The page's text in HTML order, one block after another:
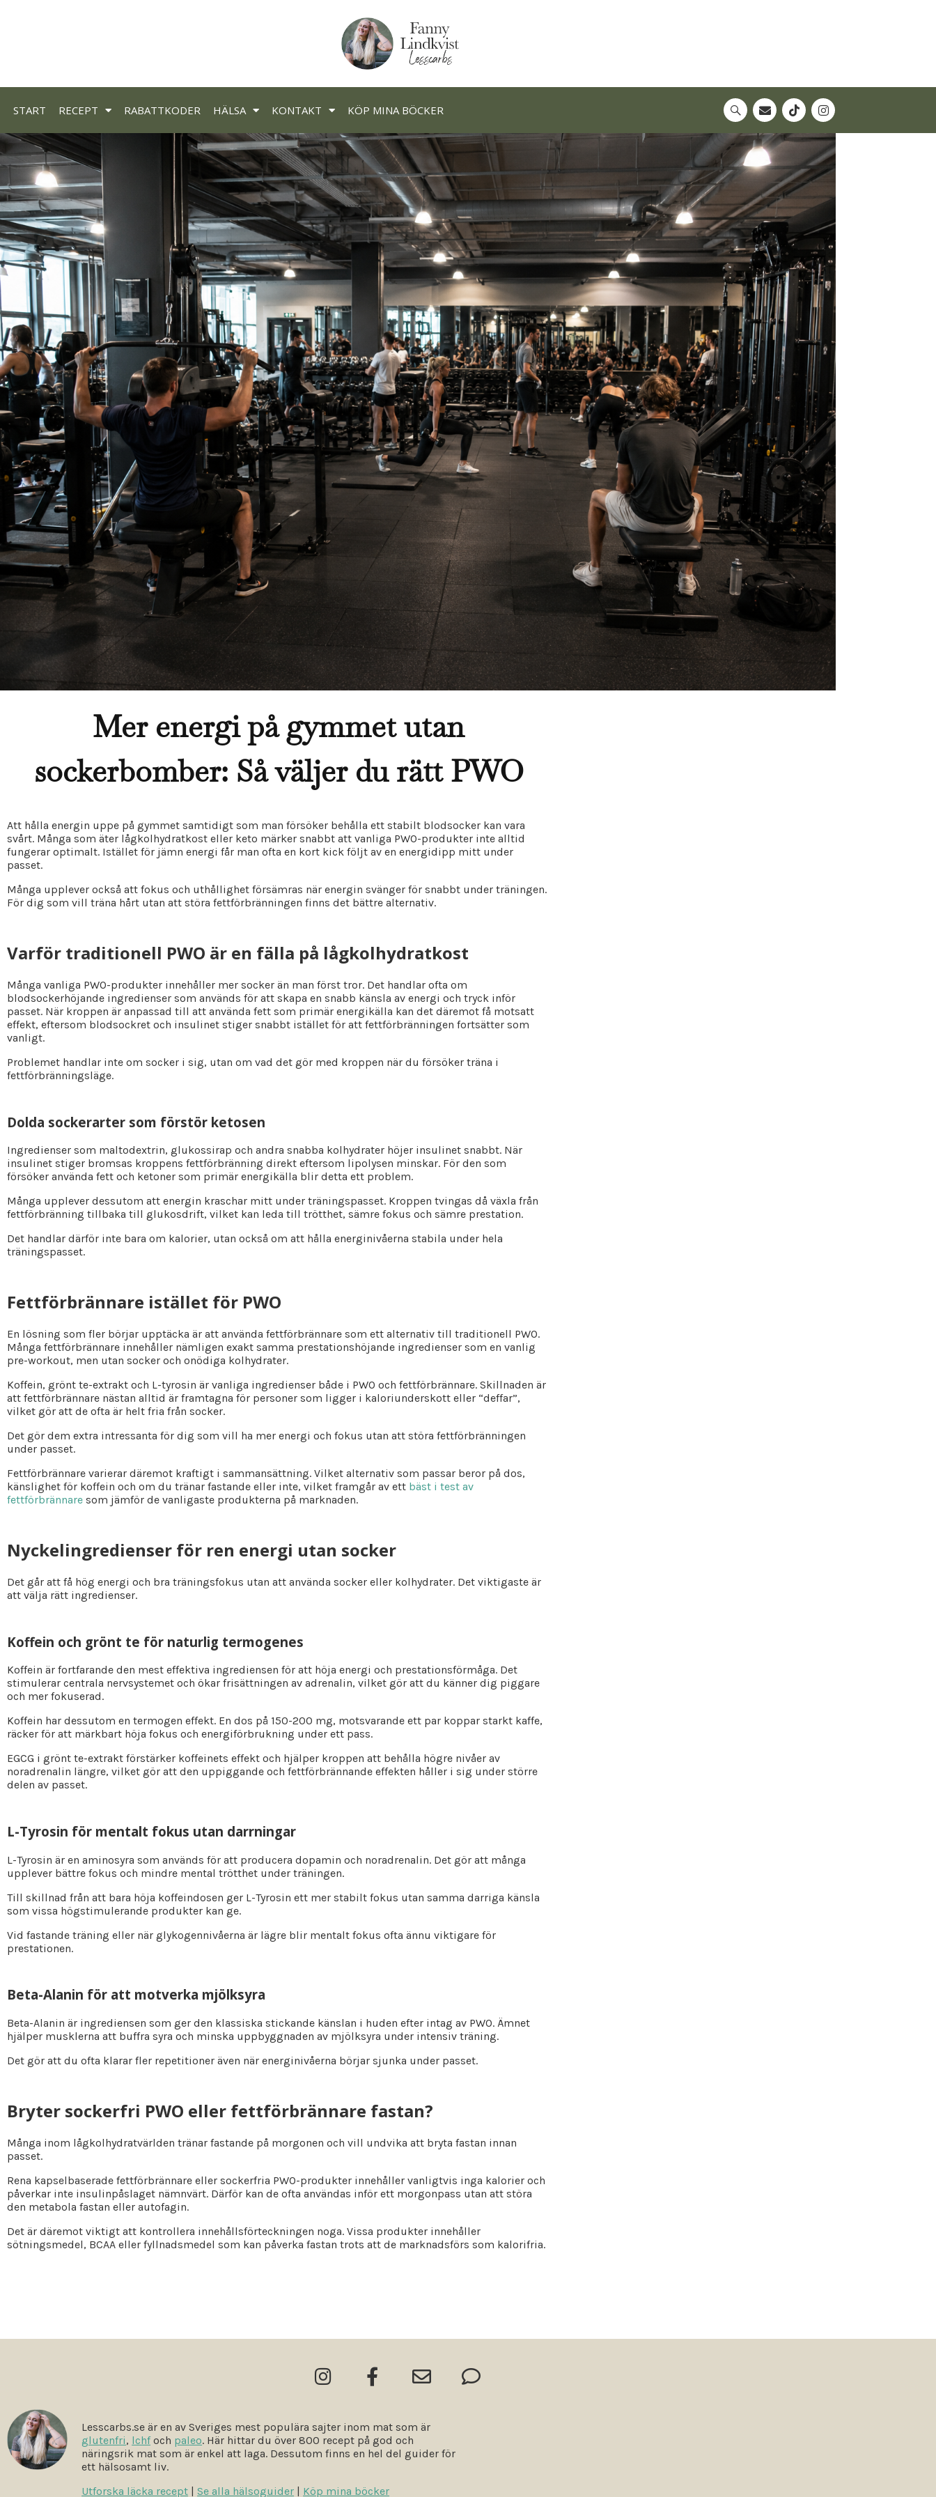
START RECEPT RABATTKODER HÄLSA KONTAKT KÖP MINA BÖCKER
Mer energi på gymmet utan
sockerbomber: Så väljer du rätt PWO
Att hålla energin uppe på gymmet samtidigt som man försöker behålla ett stabilt blodsocker kan vara
svårt. Många som äter lågkolhydratkost eller keto märker snabbt att vanliga PWO-produkter inte alltid
fungerar optimalt. Istället för jämn energi får man ofta en kort kick följt av en energidipp mitt under
passet.
Många upplever också att fokus och uthållighet försämras när energin svänger för snabbt under träningen.
För dig som vill träna hårt utan att störa fettförbränningen finns det bättre alternativ.
Varför traditionell PWO är en fälla på lågkolhydratkost
Många vanliga PWO-produkter innehåller mer socker än man först tror. Det handlar ofta om
blodsockerhöjande ingredienser som används för att skapa en snabb känsla av energi och tryck inför
passet. När kroppen är anpassad till att använda fett som primär energikälla kan det däremot få motsatt
effekt, eftersom blodsockret och insulinet stiger snabbt istället för att fettförbränningen fortsätter som
vanligt.
Problemet handlar inte om socker i sig, utan om vad det gör med kroppen när du försöker träna i
fettförbränningsläge.
Dolda sockerarter som förstör ketosen
Ingredienser som maltodextrin, glukossirap och andra snabba kolhydrater höjer insulinet snabbt. När
insulinet stiger bromsas kroppens fettförbränning direkt eftersom lipolysen minskar. För den som
försöker använda fett och ketoner som primär energikälla blir detta ett problem.
Många upplever dessutom att energin kraschar mitt under träningspasset. Kroppen tvingas då växla från
fettförbränning tillbaka till glukosdrift, vilket kan leda till trötthet, sämre fokus och sämre prestation.
Det handlar därför inte bara om kalorier, utan också om att hålla energinivåerna stabila under hela
träningspasset.
Fettförbrännare istället för PWO
En lösning som fler börjar upptäcka är att använda fettförbrännare som ett alternativ till traditionell PWO.
Många fettförbrännare innehåller nämligen exakt samma prestationshöjande ingredienser som en vanlig
pre-workout, men utan socker och onödiga kolhydrater.
Koffein, grönt te-extrakt och L-tyrosin är vanliga ingredienser både i PWO och fettförbrännare. Skillnaden är
att fettförbrännare nästan alltid är framtagna för personer som ligger i kaloriunderskott eller “deffar”,
vilket gör att de ofta är helt fria från socker.
Det gör dem extra intressanta för dig som vill ha mer energi och fokus utan att störa fettförbränningen
under passet.
Fettförbrännare varierar däremot kraftigt i sammansättning. Vilket alternativ som passar beror på dos,
känslighet för koffein och om du tränar fastande eller inte, vilket framgår av ett bäst i test av
fettförbrännare som jämför de vanligaste produkterna på marknaden.
Nyckelingredienser för ren energi utan socker
Det går att få hög energi och bra träningsfokus utan att använda socker eller kolhydrater. Det viktigaste är
att välja rätt ingredienser.
Koffein och grönt te för naturlig termogenes
Koffein är fortfarande den mest effektiva ingrediensen för att höja energi och prestationsförmåga. Det
stimulerar centrala nervsystemet och ökar frisättningen av adrenalin, vilket gör att du känner dig piggare
och mer fokuserad.
Koffein har dessutom en termogen effekt. En dos på 150-200 mg, motsvarande ett par koppar starkt kaffe,
räcker för att märkbart höja fokus och energiförbrukning under ett pass.
EGCG i grönt te-extrakt förstärker koffeinets effekt och hjälper kroppen att behålla högre nivåer av
noradrenalin längre, vilket gör att den uppiggande och fettförbrännande effekten håller i sig under större
delen av passet.
L-Tyrosin för mentalt fokus utan darrningar
L-Tyrosin är en aminosyra som används för att producera dopamin och noradrenalin. Det gör att många
upplever bättre fokus och mindre mental trötthet under träningen.
Till skillnad från att bara höja koffeindosen ger L-Tyrosin ett mer stabilt fokus utan samma darriga känsla
som vissa högstimulerande produkter kan ge.
Vid fastande träning eller när glykogennivåerna är lägre blir mentalt fokus ofta ännu viktigare för
prestationen.
Beta-Alanin för att motverka mjölksyra
Beta-Alanin är ingrediensen som ger den klassiska stickande känslan i huden efter intag av PWO. Ämnet
hjälper musklerna att buffra syra och minska uppbyggnaden av mjölksyra under intensiv träning.
Det gör att du ofta klarar fler repetitioner även när energinivåerna börjar sjunka under passet.
Bryter sockerfri PWO eller fettförbrännare fastan?
Många inom lågkolhydratvärlden tränar fastande på morgonen och vill undvika att bryta fastan innan
passet.
Rena kapselbaserade fettförbrännare eller sockerfria PWO-produkter innehåller vanligtvis inga kalorier och
påverkar inte insulinpåslaget nämnvärt. Därför kan de ofta användas inför ett morgonpass utan att störa
den metabola fastan eller autofagin.
Det är däremot viktigt att kontrollera innehållsförteckningen noga. Vissa produkter innehåller
sötningsmedel, BCAA eller fyllnadsmedel som kan påverka fastan trots att de marknadsförs som kalorifria.
Lesscarbs.se är en av Sveriges mest populära sajter inom mat som är
glutenfri, lchfoch paleo. Här hittar du över 800 recept på god och
näringsrik mat som är enkel att laga. Dessutom finns en hel del guider för
ett hälsosamt liv.
Utforska läcka recept |Se alla hälsoguider | Köp mina böcker